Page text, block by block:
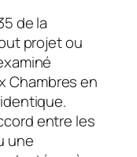
de la
projet ou
Chambres en
entre les
une